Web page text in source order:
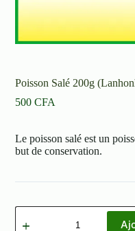
Poisson Salé 200g
500CFA
Le poisson salé est un
but de conservation.
quantité
de